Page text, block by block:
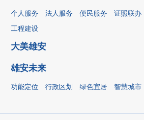
个人服务 法人服务 便民服务 证照联办
工程建设
大美雄安
雄安未来
功能定位 行政区划 绿色宜居 智慧城市